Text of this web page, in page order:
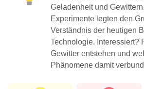
Geladenheit und
Experimente legten den
Verständnis der heutigen
Technologie. Interessiert?
Gewitter entstehen und
Phänomene damit